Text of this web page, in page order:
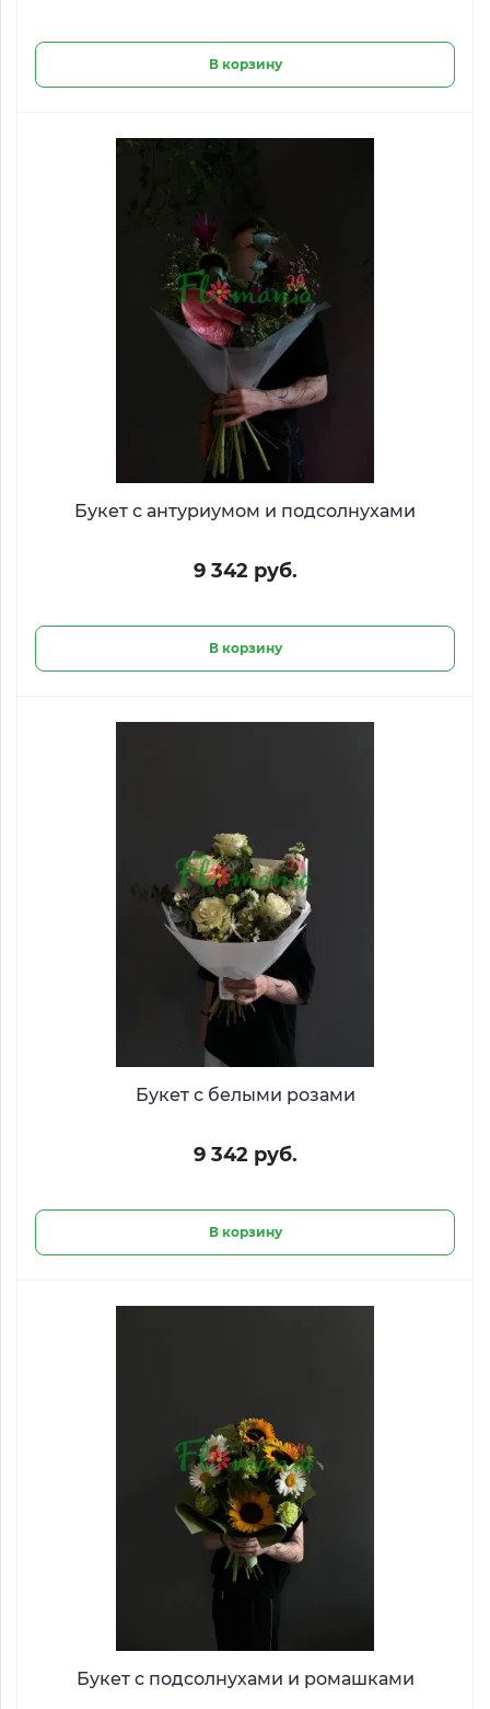
В корзину
Букет с антуриумом и подсолнухами
9 342 руб.
В корзину
Букет с белыми розами
9 342 руб.
В корзину
Букет с подсолнухами и ромашками